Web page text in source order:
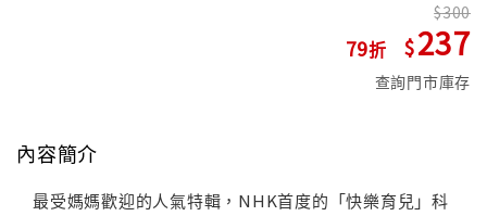
79
300
237
查詢門市庫存
內容簡介
最受媽媽歡迎的人氣特輯，NHK首度的「快樂育兒」科